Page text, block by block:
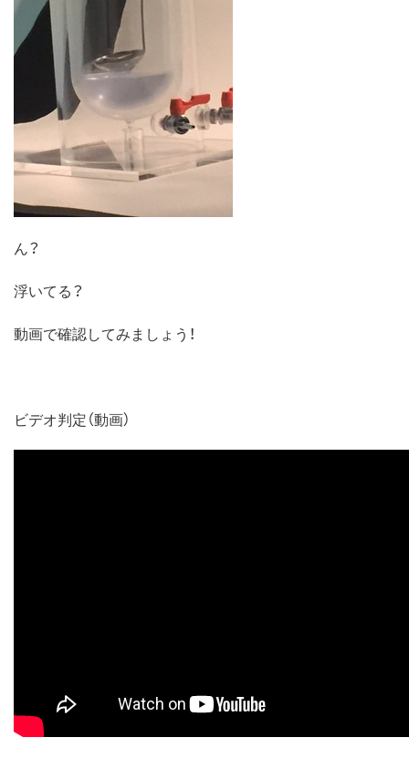
ん？
浮いてる？
動画で確認してみましょう！
ビデオ判定（動画）